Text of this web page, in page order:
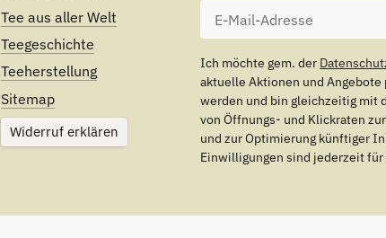
Tee aus aller Welt
Teegeschichte
Teeherstellung
Sitemap
Widerruf erklären
Ich möchte gem. der
aktuelle Aktionen und
werden und bin gleichzeitig mit
von Öffnungs- und Klickraten
und zur Optimierung künftiger
Einwilligungen sind jederzeit